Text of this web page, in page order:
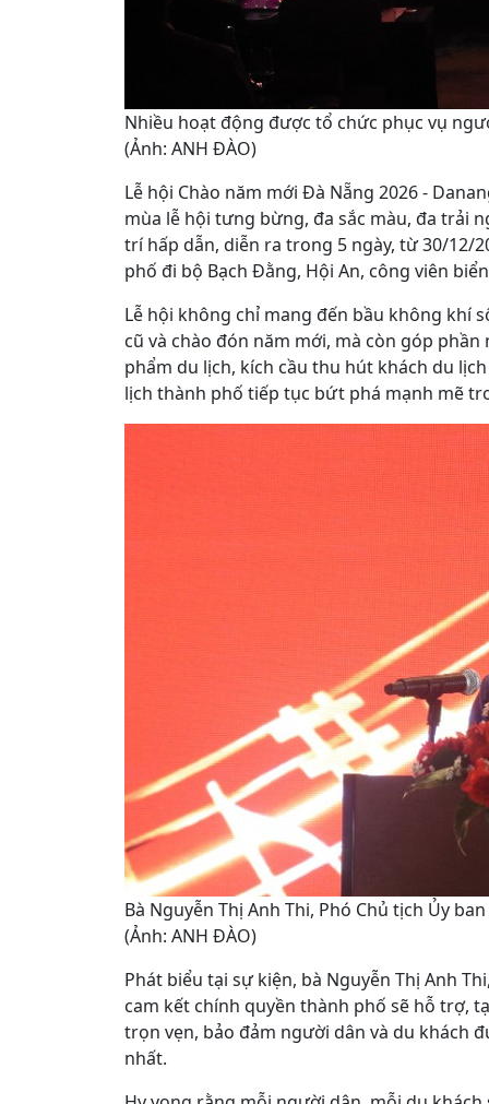
Nhiều hoạt động được tổ chức phục vụ
(Ảnh: ANH ĐÀO)
Lễ hội Chào năm mới Đà Nẵng 2026 -
mùa lễ hội tưng bừng, đa sắc màu, đa trải
trí hấp dẫn, diễn ra trong 5 ngày, từ 30/12/
phố đi bộ Bạch Đằng, Hội An, công viên
Lễ hội không chỉ mang đến bầu không khí
cũ và chào đón năm mới, mà còn góp
phẩm du lịch, kích cầu thu hút khách du
lịch thành phố tiếp tục bứt phá mạnh mẽ
Bà Nguyễn Thị Anh Thi, Phó Chủ tịch Ủy
(Ảnh: ANH ĐÀO)
Phát biểu tại sự kiện, bà Nguyễn Thị Anh
cam kết chính quyền thành phố sẽ hỗ trợ,
trọn vẹn, bảo đảm người dân và du khách
nhất.